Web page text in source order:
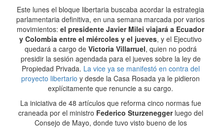
Este lunes el bloque libertaria buscaba acordar la estrategia
parlamentaria definitiva, en una semana marcada por varios
movimientos: el presidente Javier Milei viajará a Ecuador
y Colombia entre el miércoles y el jueves, y el Ejecutivo
quedará a cargo de Victoria Villarruel, quien no podrá
presidir la sesión agendada para el jueves sobre la ley de
Propiedad Privada. La vice ya se manifestó en contra del
proyecto libertario y desde la Casa Rosada ya le pidieron
explícitamente que renuncie a su cargo.
La iniciativa de 48 artículos que reforma cinco normas fue
craneada por el ministro Federico Sturzenegger luego del
Consejo de Mayo, donde tuvo visto bueno de los